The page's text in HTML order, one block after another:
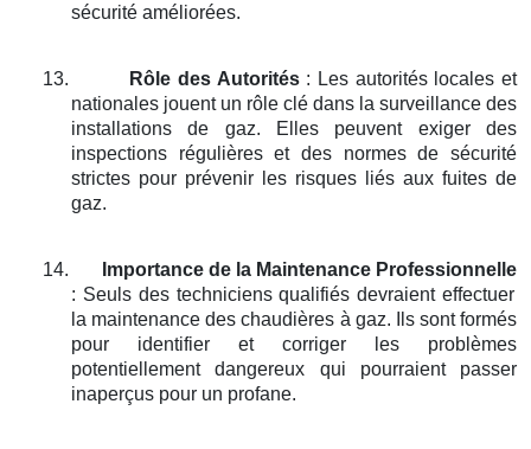
sécurité améliorées.
13. Rôle des Autorités: Les autorités locales et
nationales jouent un rôle clé dans la surveillance des
installations de gaz. Elles peuvent exiger des
inspections régulières et des normes de sécurité
strictes pour prévenir les risques liés aux fuites de
gaz.
14.
Importance de la Maintenance Professionnelle
: Seuls des techniciens qualifiés devraient effectuer
la maintenance des chaudières à gaz. Ils sont formés
pour identifier et corriger les problèmes
potentiellement dangereux qui pourraient passer
inaperçus pour un profane.